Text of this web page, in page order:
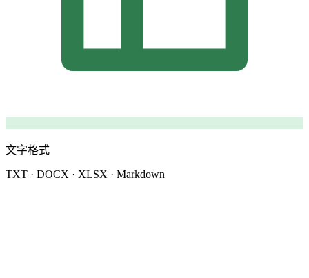
文字格式
TXT · DOCX · XLSX · Markdown